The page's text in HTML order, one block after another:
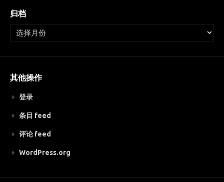
归档
其他操作
登录
条目 feed
评论 feed
WordPress.org